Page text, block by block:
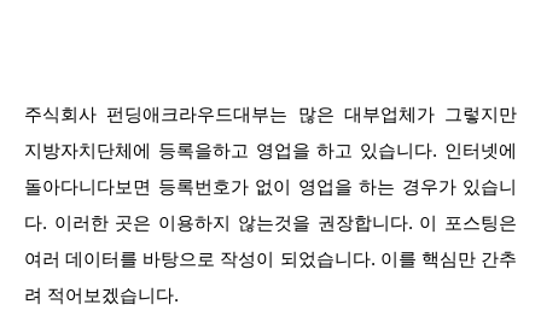
주식회사 펀딩애크라우드대부는 많은 대부업체가 그렇지만
지방자치단체에 등록을하고 영업을 하고 있습니다. 인터넷에
돌아다니다보면 등록번호가 없이 영업을 하는 경우가 있습니
다. 이러한 곳은 이용하지 않는것을 권장합니다. 이 포스팅은
여러 데이터를 바탕으로 작성이 되었습니다. 이를 핵심만 간추
려 적어보겠습니다.